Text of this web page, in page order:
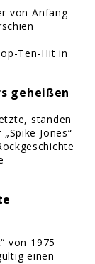
von Anfang
Ten-Hit in
geheißen
standen
Jones“
von 1975
einen